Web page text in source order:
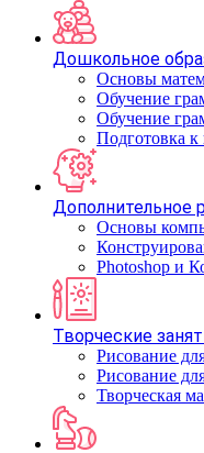
Дошкольное
Основы
Обучение
Обучение
Подготовка к
Дополнительное
Основы
Photoshop и
Творческие
Рисование
Рисование
Творческая